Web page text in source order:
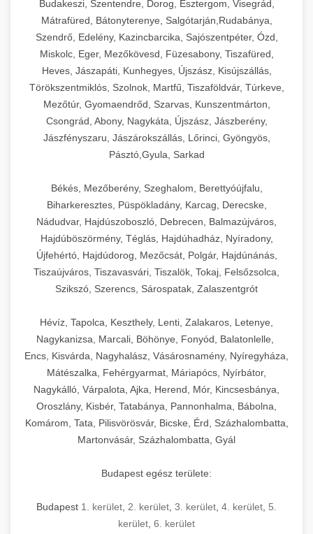
Budakeszi, Szentendre, Dorog, Esztergom, Visegrád,
Mátrafüred, Bátonyterenye, Salgótarján,Rudabánya,
Szendrő, Edelény, Kazincbarcika, Sajószentpéter, Ózd,
Miskolc, Eger, Mezőkövesd, Füzesabony, Tiszafüred,
Heves, Jászapáti, Kunhegyes, Újszász, Kisújszállás,
Törökszentmiklós, Szolnok, Martfű, Tiszaföldvár, Túrkeve,
Mezőtúr, Gyomaendrőd, Szarvas, Kunszentmárton,
Csongrád, Abony, Nagykáta, Újszász, Jászberény,
Jászfényszaru, Jászárokszállás, Lőrinci, Gyöngyös,
Pásztó,Gyula, Sarkad
Békés, Mezőberény, Szeghalom, Berettyóújfalu,
Biharkeresztes, Püspökladány, Karcag, Derecske,
Nádudvar, Hajdúszoboszló, Debrecen, Balmazújváros,
Hajdúböszörmény, Téglás, Hajdúhadház, Nyíradony,
Újfehértó, Hajdúdorog, Mezőcsát, Polgár, Hajdúnánás,
Tiszaújváros, Tiszavasvári, Tiszalök, Tokaj, Felsőzsolca,
Szikszó, Szerencs, Sárospatak, Zalaszentgrót
Hévíz, Tapolca, Keszthely, Lenti, Zalakaros, Letenye,
Nagykanizsa, Marcali, Böhönye, Fonyód, Balatonlelle,
Encs, Kisvárda, Nagyhalász, Vásárosnamény, Nyíregyháza,
Mátészalka, Fehérgyarmat, Máriapócs, Nyírbátor,
Nagykálló, Várpalota, Ajka, Herend, Mór, Kincsesbánya,
Oroszlány, Kisbér, Tatabánya, Pannonhalma, Bábolna,
Komárom, Tata, Pilisvörösvár, Bicske, Érd, Százhalombatta,
Martonvásár, Százhalombatta, Gyál
Budapest egész területe:
Budapest 1. kerület 2. kerület 3. kerület 4. kerület 5.
kerület 6. kerület